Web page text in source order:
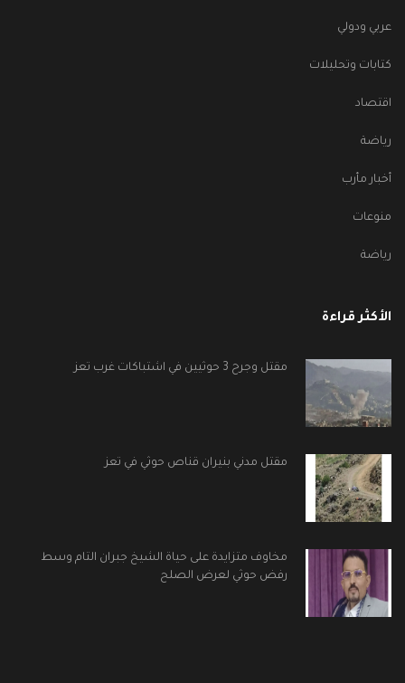
عربي ودولي
كتابات وتحليلات
اقتصاد
رياضة
أخبار مأرب
منوعات
رياضة
الأكثر قراءة
مقتل وجرح 3 حوثيين في اشتباكات غرب تعز
مقتل مدني بنيران قناص حوثي في تعز
مخاوف متزايدة على حياة الشيخ جبران التام وسط
رفض حوثي لعرض الصلح